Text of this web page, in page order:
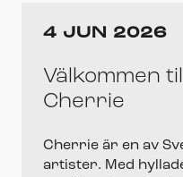
4 JUN 2026
Välkommen
Cherrie
Cherrie är en av
artister. Med